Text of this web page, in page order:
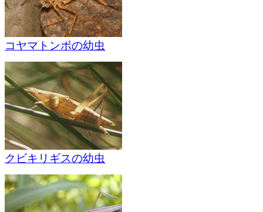
コヤマトンボの幼虫
クビキリギスの幼虫